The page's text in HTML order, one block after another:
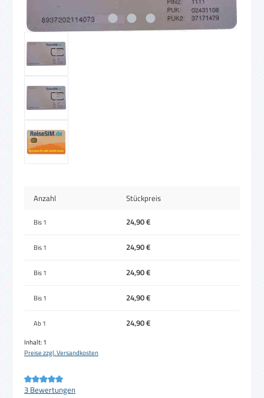
Anzahl Stückpreis
Bis1 24,90 €
Bis1 24,90 €
Bis1 24,90 €
Bis1 24,90 €
Ab1 24,90 €
Inhalt:1
Preise zzgl. Versandkosten
Durchschnittliche Bewertung von 5 von 5 Sternen
3 Bewertungen